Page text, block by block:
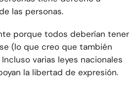
las personas.
porque todos deberían tener
(lo que creo que también
varias leyes nacionales
la libertad de expresión.